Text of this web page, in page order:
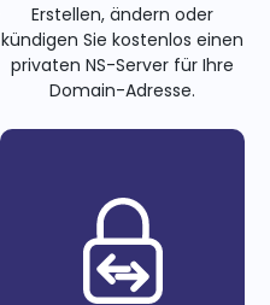
Erstellen, ändern oder
kündigen Sie kostenlos einen
privaten NS-Server für Ihre
Domain-Adresse.